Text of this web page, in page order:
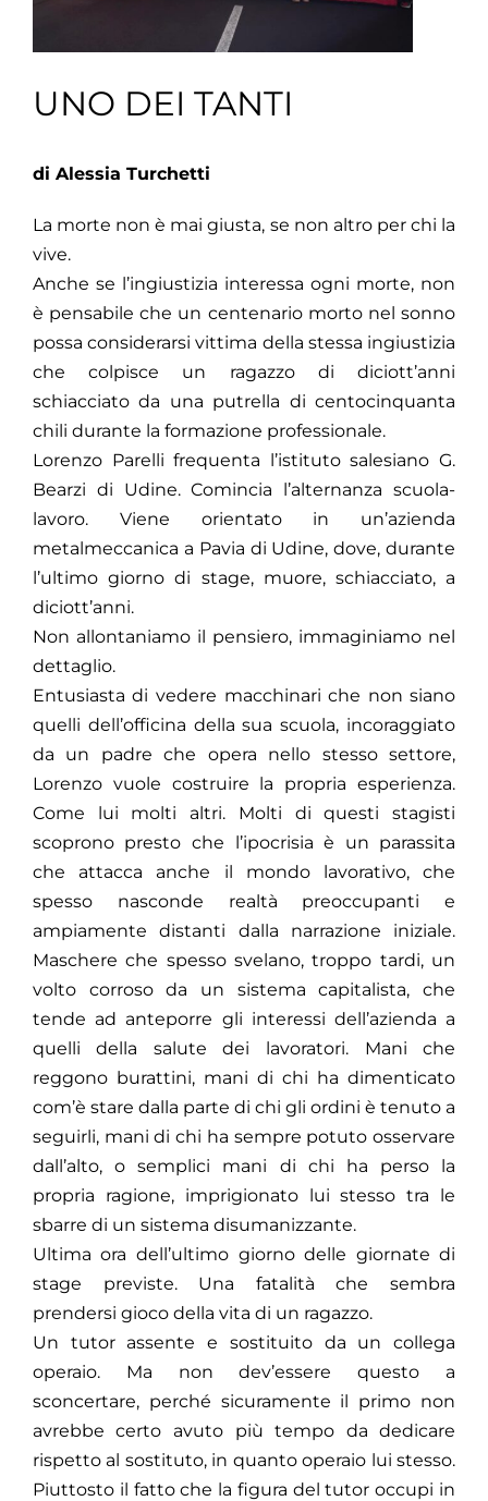
UNO DEI TANTI
di Alessia Turchetti
La morte non è mai giusta, se non altro per chi la
vive.
Anche se l’ingiustizia interessa ogni morte, non
è pensabile che un centenario morto nel sonno
possa considerarsi vittima della stessa ingiustizia
che colpisce un ragazzo di diciott’anni
schiacciato da una putrella di centocinquanta
chili durante la formazione professionale.
Lorenzo Parelli frequenta l’istituto salesiano G.
Bearzi di Udine. Comincia l’alternanza scuola-
lavoro. Viene orientato in un’azienda
metalmeccanica a Pavia di Udine, dove, durante
l’ultimo giorno di stage, muore, schiacciato, a
diciott’anni.
Non allontaniamo il pensiero, immaginiamo nel
dettaglio.
Entusiasta di vedere macchinari che non siano
quelli dell’officina della sua scuola, incoraggiato
da un padre che opera nello stesso settore,
Lorenzo vuole costruire la propria esperienza.
Come lui molti altri. Molti di questi stagisti
scoprono presto che l’ipocrisia è un parassita
che attacca anche il mondo lavorativo, che
spesso nasconde realtà preoccupanti e
ampiamente distanti dalla narrazione iniziale.
Maschere che spesso svelano, troppo tardi, un
volto corroso da un sistema capitalista, che
tende ad anteporre gli interessi dell’azienda a
quelli della salute dei lavoratori. Mani che
reggono burattini, mani di chi ha dimenticato
com’è stare dalla parte di chi gli ordini è tenuto a
seguirli, mani di chi ha sempre potuto osservare
dall’alto, o semplici mani di chi ha perso la
propria ragione, imprigionato lui stesso tra le
sbarre di un sistema disumanizzante.
Ultima ora dell’ultimo giorno delle giornate di
stage previste. Una fatalità che sembra
prendersi gioco della vita di un ragazzo.
Un tutor assente e sostituito da un collega
operaio. Ma non dev’essere questo a
sconcertare, perché sicuramente il primo non
avrebbe certo avuto più tempo da dedicare
rispetto al sostituto, in quanto operaio lui stesso.
Piuttosto il fatto che la figura del tutor occupi in